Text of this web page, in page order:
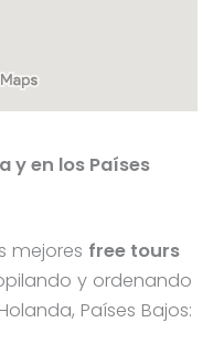
y en los Países
mejores free tours
y ordenando
Países Bajos: